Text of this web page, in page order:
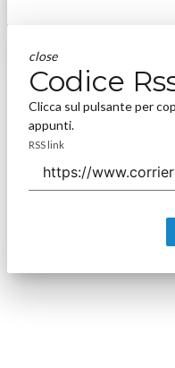
close
Codice
Clicca sul pulsante per
appunti.
RSS link